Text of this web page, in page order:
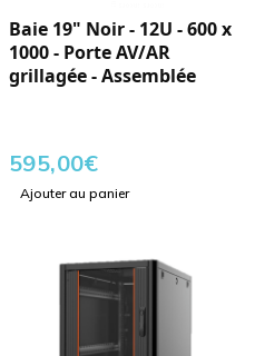
Baie 19" Noir - 12U - 600 x
1000 - Porte AV/AR
grillagée - Assemblée
595,00€
Ajouter au panier